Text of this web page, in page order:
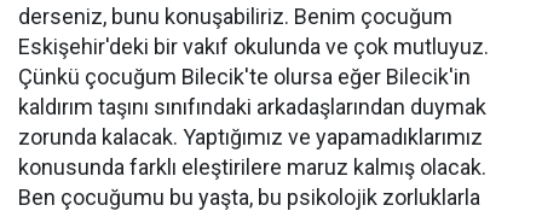
derseniz, bunu konuşabiliriz. Benim çocuğum
Eskişehir'deki bir vakıf okulunda ve çok mutluyuz.
Çünkü çocuğum Bilecik'te olursa eğer Bilecik'in
kaldırım taşını sınıfındaki arkadaşlarından duymak
zorunda kalacak. Yaptığımız ve yapamadıklarımız
konusunda farklı eleştirilere maruz kalmış olacak.
Ben çocuğumu bu yaşta, bu psikolojik zorluklarla